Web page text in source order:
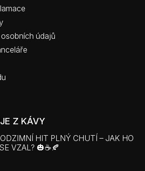
údajů
Z KÁVY
HIT PLNÝ CHUTÍ – JAK HO
VZAL? 🎃☕🍂